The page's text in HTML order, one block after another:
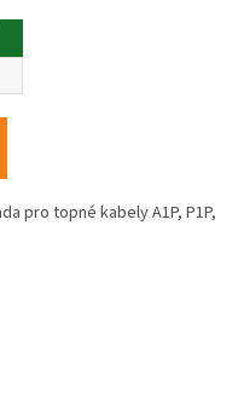
pro topné kabely A1P, P1P,